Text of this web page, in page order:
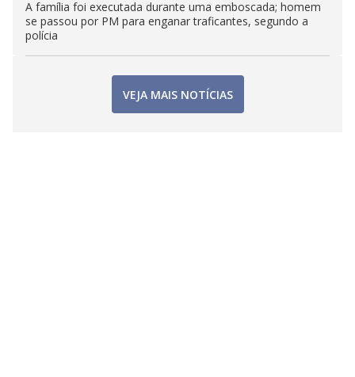
A família foi executada durante uma emboscada; homem
se passou por PM para enganar traficantes, segundo a
polícia
VEJA MAIS NOTÍCIAS